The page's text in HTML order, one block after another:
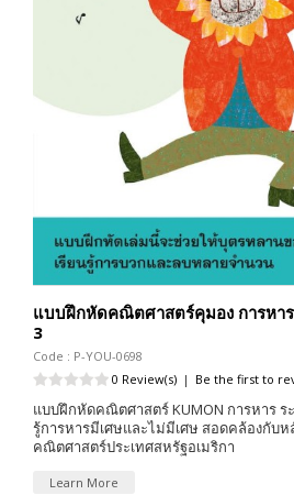
แบบฝึกหัดคณิตศาสตร์คุมอง การหา
3
Code : P-YOU-0698
0 Review(s) | Be the first to
แบบฝึกหัดคณิตศาสตร์ KUMON การหาร ร
รู้การหารมีเศษและไม่มีเศษ สอดคล้องกับ
คณิตศาสตร์ประเทศสหรัฐอเมริกา
Learn More